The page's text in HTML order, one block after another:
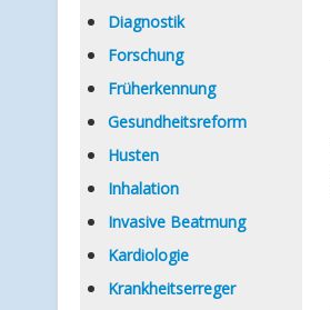
Diagnostik
Forschung
Früherkennung
Gesundheitsreform
Husten
Inhalation
Invasive Beatmung
Kardiologie
Krankheitserreger